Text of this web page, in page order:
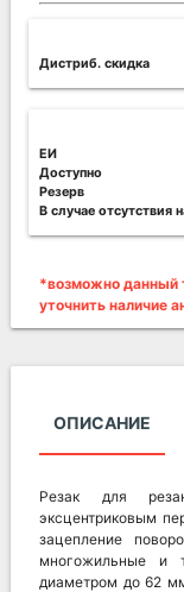
Дистриб. скидка
ЕИ
Доступно
Резерв
В случае отсутствия
*возможно данный
уточнить наличие
ОПИСАНИЕ
Резак для
эксцентриковым
зацепление
многожильные и
диаметром до 62